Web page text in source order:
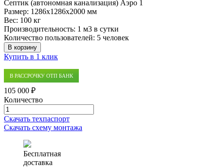
Септик (автономная канализация) Аэро 1
Размер: 1286x1286x2000 мм
Вес: 100 кг
Производительность: 1 м3 в сутки
Количество пользователей: 5 человек
В корзину
Купить в 1 клик
В РАССРОЧКУ ОТП БАНК
105 000 ₽
Количество
Количество
товара
Септик
канализация)
Скачать техпаспорт
Скачать схему монтажа
Бесплатная
доставка